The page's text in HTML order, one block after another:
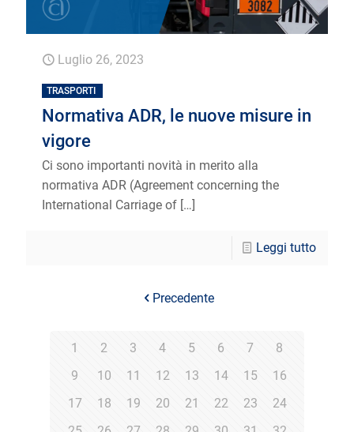
Luglio 26, 2023
TRASPORTI
Normativa ADR, le nuove misure in
vigore
Ci sono importanti novità in merito alla
normativa ADR (Agreement concerning the
International Carriage of […]
Leggi tutto
Precedente
1 2 3 4 5 6 7
8
9
10 11 12 13 14 15
16
17
18 19 20 21 22 23
24